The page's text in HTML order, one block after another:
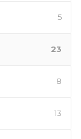
5
23
8
13